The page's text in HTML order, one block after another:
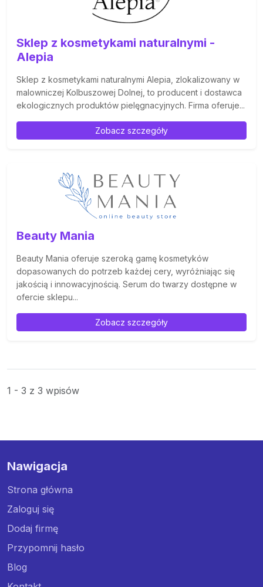
Sklep z kosmetykami naturalnymi -
Alepia
Sklep z kosmetykami naturalnymi Alepia, zlokalizowany w
malowniczej Kolbuszowej Dolnej, to producent i dostawca
ekologicznych produktów pielęgnacyjnych. Firma oferuje...
Zobacz szczegóły
Beauty Mania
Beauty Mania oferuje szeroką gamę kosmetyków
dopasowanych do potrzeb każdej cery, wyróżniając się
jakością i innowacyjnością. Serum do twarzy dostępne w
ofercie sklepu...
Zobacz szczegóły
1 - 3 z 3 wpisów
Nawigacja
Strona główna
Zaloguj się
Dodaj firmę
Przypomnij hasło
Blog